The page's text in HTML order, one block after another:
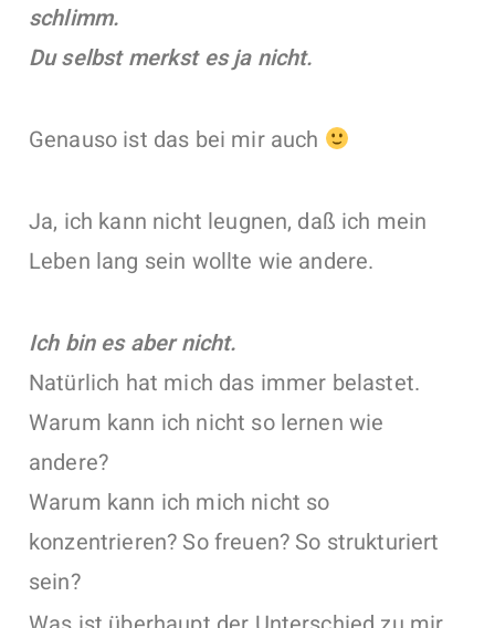
schlimm.
Du selbst merkst es ja nicht.
Genauso ist das bei mir auch
Ja, ich kann nicht leugnen, daß ich mein
Leben lang sein wollte wie andere.
Ich bin es aber nicht.
Natürlich hat mich das immer belastet.
Warum kann ich nicht so lernen wie
andere?
Warum kann ich mich nicht so
konzentrieren? So freuen? So strukturiert
sein?